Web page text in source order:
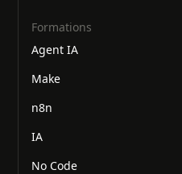
Formations
Agent IA
Make
n8n
IA
No Code